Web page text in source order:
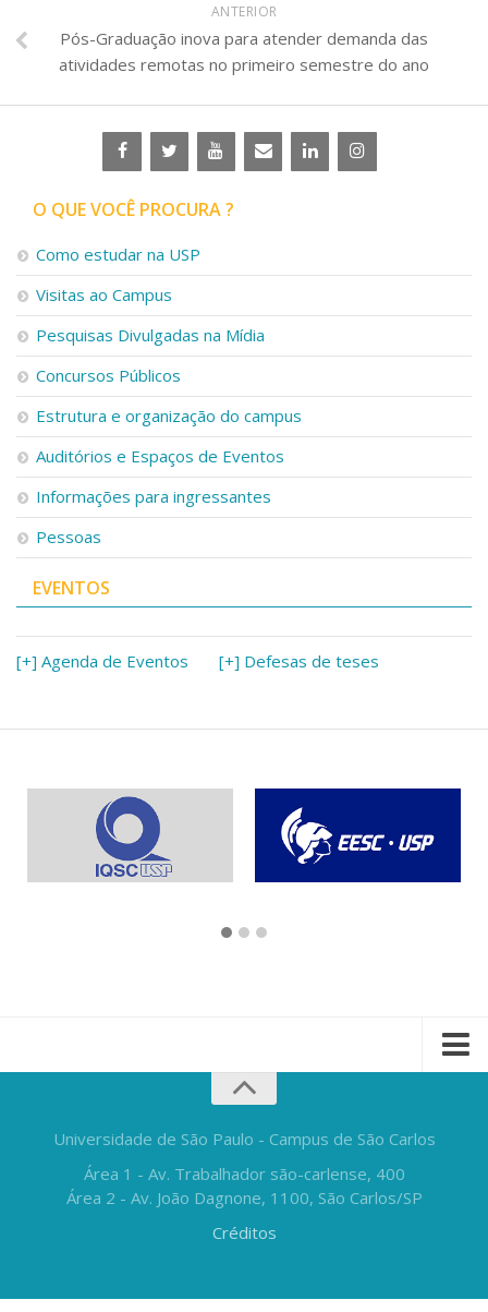
ANTERIOR
Pós-Graduação inova para atender demanda das
atividades remotas no primeiro semestre do ano
O QUE VOCÊ PROCURA ?
Como estudar na USP
Visitas ao Campus
Pesquisas Divulgadas na Mídia
Concursos Públicos
Estrutura e organização do campus
Auditórios e Espaços de Eventos
Informações para ingressantes
Pessoas
EVENTOS
[+] Agenda de Eventos [+] Defesas de teses
Universidade de São Paulo - Campus de São Carlos
Área 1 - Av. Trabalhador são-carlense, 400
Área 2 - Av. João Dagnone, 1100, São Carlos/SP
Créditos